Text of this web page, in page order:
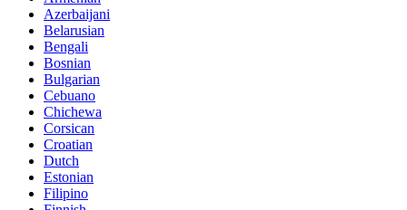
Azerbaijani
Belarusian
Bengali
Bosnian
Bulgarian
Cebuano
Chichewa
Corsican
Croatian
Dutch
Estonian
Filipino